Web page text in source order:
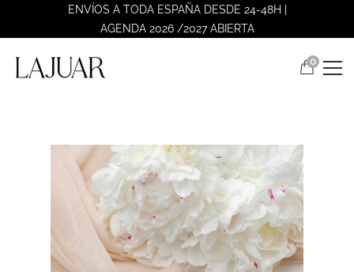
ENVÍOS A TODA ESPAÑA DESDE 24-48H |
AGENDA 2026 /2027 ABIERTA
0